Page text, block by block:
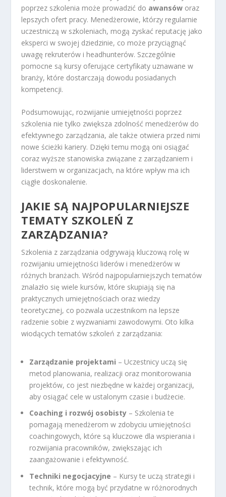
poprzez szkolenia może prowadzić do awansów oraz
lepszych ofert pracy. Menedżerowie, którzy regularnie
uczestniczą w szkoleniach, mogą zyskać reputację jako
eksperci w swojej dziedzinie, co może przyciągnąć
uwagę rekruterów i headhunterów. Szczególnie
pomocne są kursy oferujące certyfikaty uznawane w
branży, które dostarczają dowodu posiadanych
kompetencji.
Podsumowując, rozwijanie umiejętności poprzez
szkolenia nie tylko zwiększa zdolność menedżerów do
efektywnego zarządzania, ale także otwiera przed nimi
nowe ścieżki kariery. Dzięki temu mogą oni osiągać
coraz wyższe stanowiska związane z zarządzaniem i
liderstwem w organizacjach, na które wpływ ma ich
ciągłe doskonalenie.
JAKIE SĄ NAJPOPULARNIEJSZE
TEMATY SZKOLEŃ Z
ZARZĄDZANIA?
Szkolenia z zarządzania odgrywają kluczową rolę w
rozwijaniu umiejętności liderów i menedżerów w
różnych branżach. Wśród najpopularniejszych tematów
znalazło się wiele kursów, które skupiają się na
praktycznych umiejętnościach oraz wiedzy
teoretycznej, co pozwala uczestnikom na lepsze
radzenie sobie z wyzwaniami zawodowymi. Oto kilka
wiodących tematów szkoleń z zarządzania:
Zarządzanie projektami – Uczestnicy uczą się
metod planowania, realizacji oraz monitorowania
projektów, co jest niezbędne w każdej organizacji,
aby osiągać cele w ustalonym czasie i budżecie.
Coaching i rozwój osobisty – Szkolenia te
pomagają menedżerom w zdobyciu umiejętności
coachingowych, które są kluczowe dla wspierania i
rozwijania pracowników, zwiększając ich
zaangażowanie i efektywność.
Techniki negocjacyjne – Kursy te uczą strategii i
technik, które mogą być przydatne w różnorodnych